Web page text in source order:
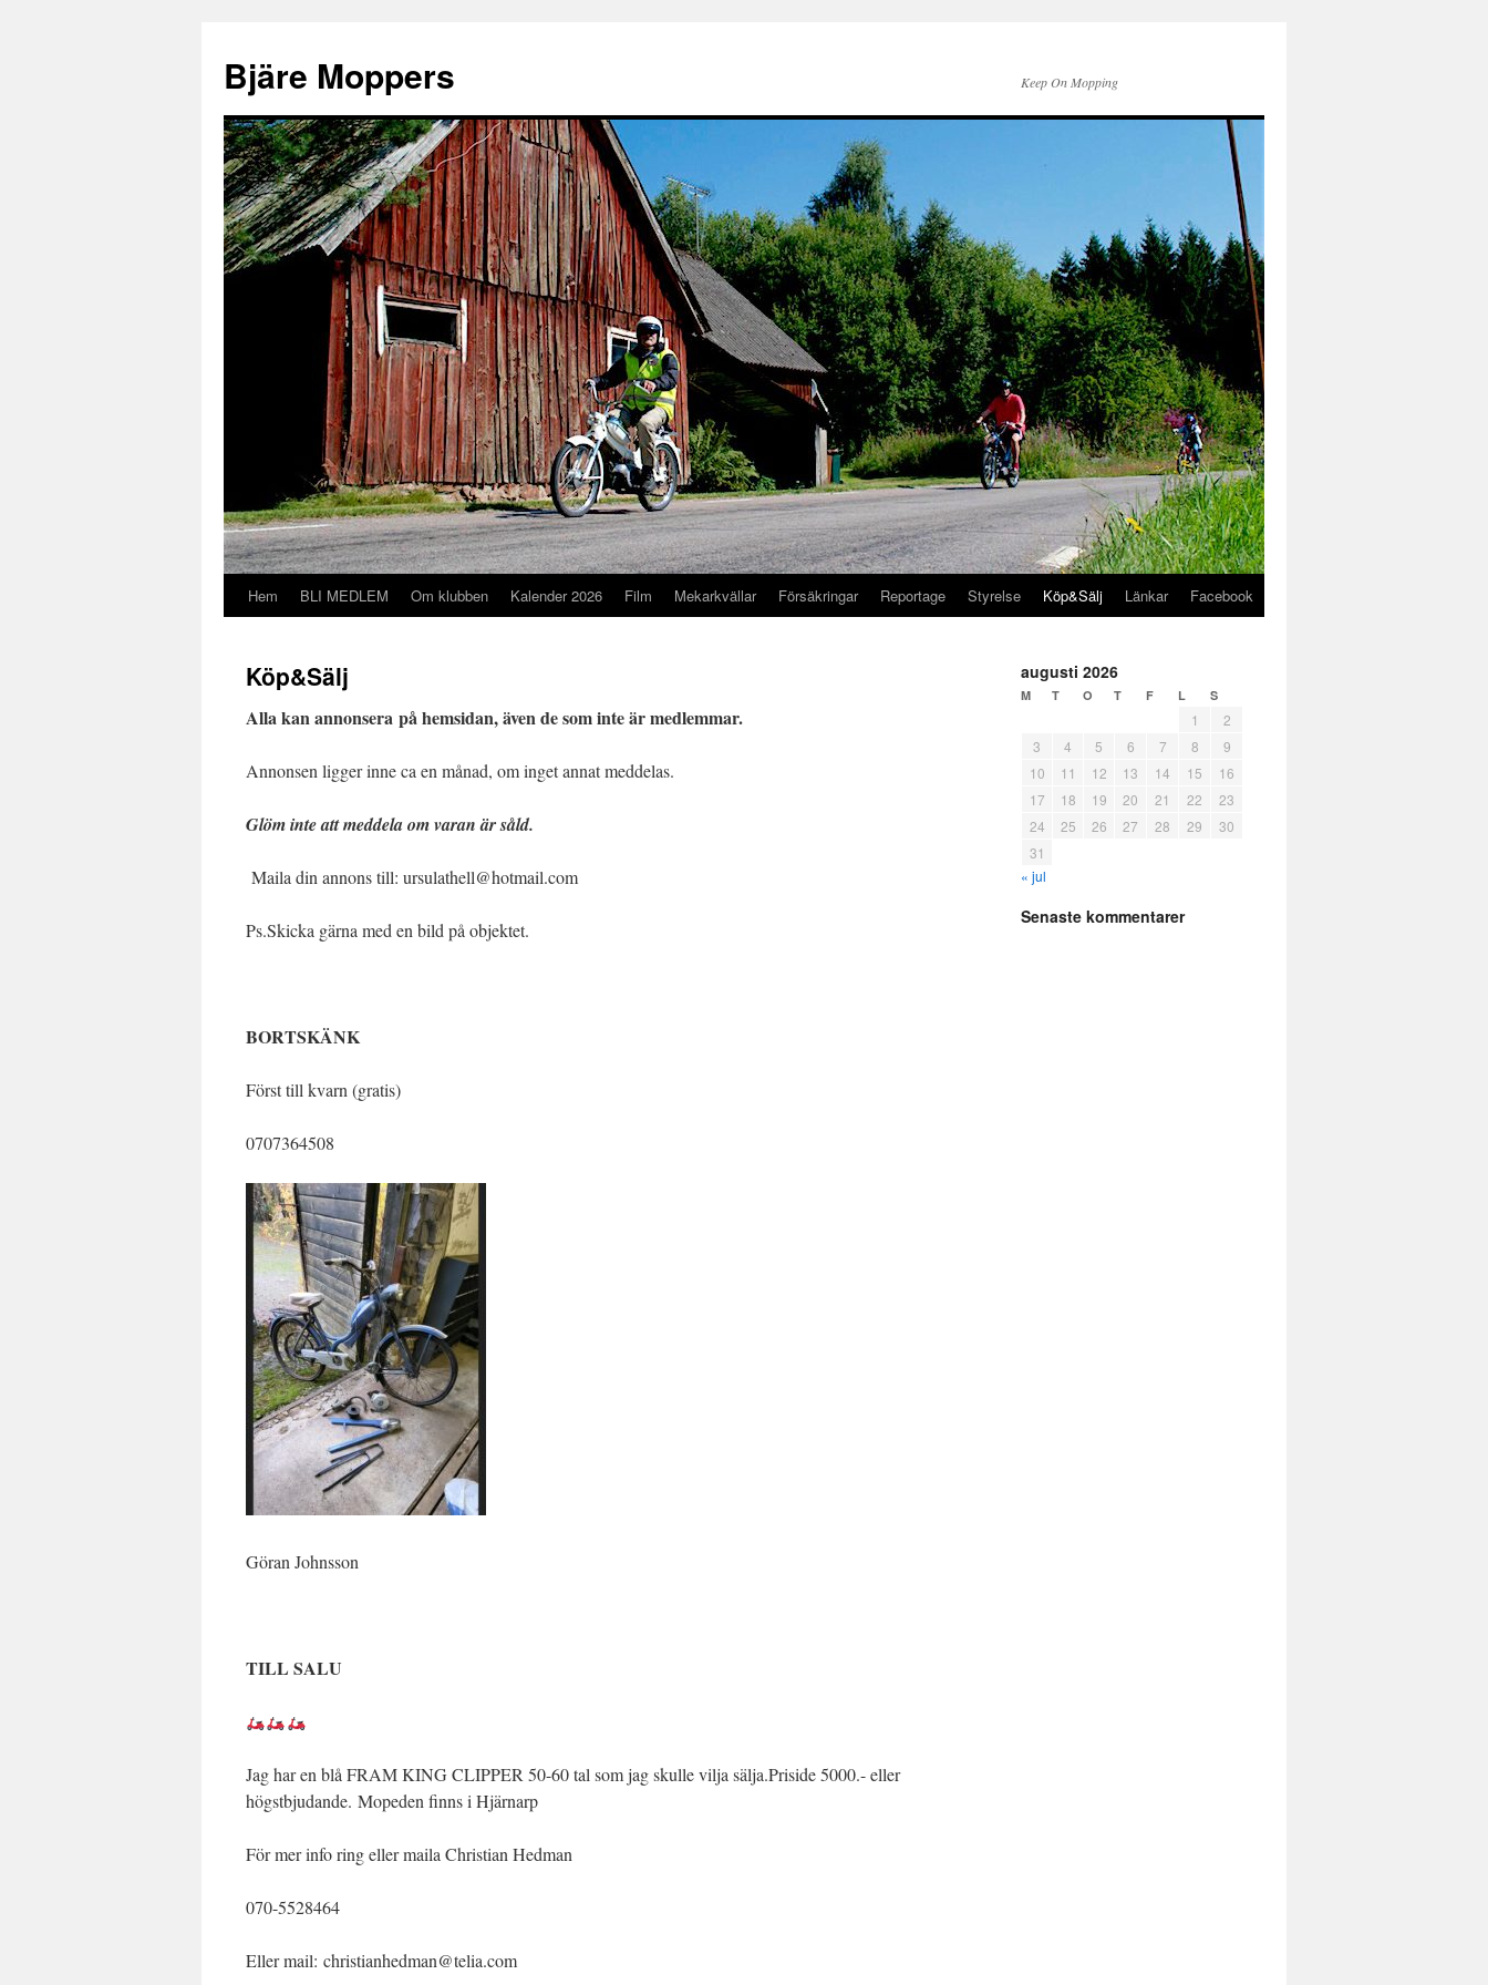
Bjäre Moppers Keep On Mopping
Hoppa
innehåll
Hem BLI MEDLEM Om klubben Kalender 2026 Film Mekarkvällar Försäkringar Reportage Styrelse Köp&Sälj Länkar Facebook
Köp&Sälj
Alla kan annonsera på hemsidan, även de som inte är medlemmar.
Annonsen ligger inne ca en månad, om inget annat meddelas.
Glöm inte att meddela om varan är såld.
Maila din annons till: ursulathell@hotmail.com
Ps.Skicka gärna med en bild på objektet.
BORTSKÄNK
Först till kvarn (gratis)
0707364508
Göran Johnsson
TILL SALU
Jag har en blå FRAM KING CLIPPER 50-60 tal som jag skulle vilja sälja.Priside 5000.- eller
högstbjudande. Mopeden finns i Hjärnarp
För mer info ring eller maila Christian Hedman
070-5528464
Eller mail: christianhedman@telia.com
augusti 2026
M T O T F L S
1
2
3
4 5 6 7 8
9
10
11 12 13 14 15
16
17
18 19 20 21 22
23
24
25 26 27 28 29
30
31
« jul
Senaste kommentarer